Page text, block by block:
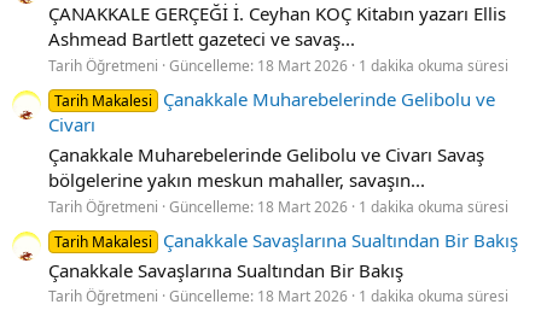
ÇANAKKALE GERÇEĞİ İ. Ceyhan KOÇ Kitabın yazarı Ellis
Ashmead Bartlett gazeteci ve savaş...
Tarih Öğretmeni Güncelleme: 18 Mart 2026 1 dakika okuma süresi
Tarih Makalesi
Çanakkale Muharebelerinde Gelibolu ve
Civarı
Çanakkale Muharebelerinde Gelibolu ve Civarı Savaş
bölgelerine yakın meskun mahaller, savaşın...
Tarih Öğretmeni Güncelleme: 18 Mart 2026 1 dakika okuma süresi
Tarih Makalesi
Çanakkale Savaşlarına Sualtından Bir Bakış
Çanakkale Savaşlarına Sualtından Bir Bakış
Tarih Öğretmeni Güncelleme: 18 Mart 2026 1 dakika okuma süresi